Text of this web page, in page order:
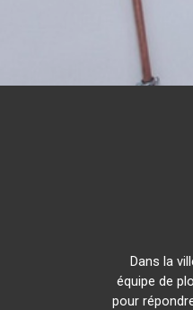
Dans la
équipe de
pour